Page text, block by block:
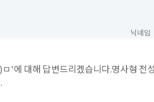
닉네
'에 대해 답변드리겠습니다.명사형